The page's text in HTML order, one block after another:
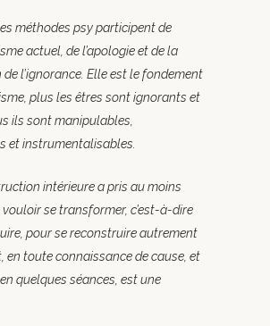
méthodes psy participent de
actuel, de l’apologie et de la
l’ignorance. Elle est le fondement
plus les êtres sont ignorants et
ils sont manipulables,
et instrumentalisables.
intérieure a pris au moins
se transformer, c’est-à-dire
pour se reconstruire autrement
en toute connaissance de cause, et
quelques séances, est une